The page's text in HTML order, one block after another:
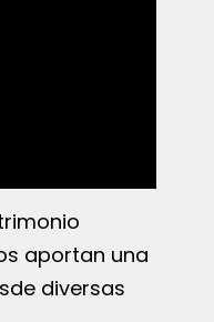
aportan una
diversas